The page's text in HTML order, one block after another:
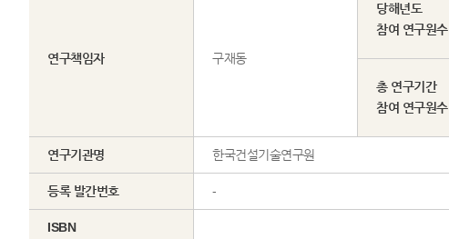
연구책임자 구재동
당해년도
참여 연구원수
총 연구기간
참여 연구원수
연구기관명 한국건설기술연구원
등록 발간번호 -
ISBN